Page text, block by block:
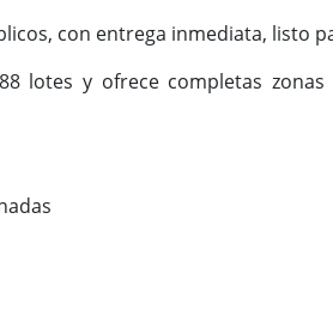
con entrega inmediata, listo
lotes y ofrece completas